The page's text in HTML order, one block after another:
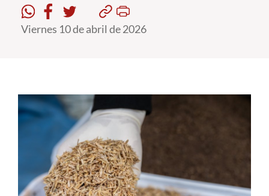
Admisión
Formación Continua
Estudiantes
Académicos
Funcionarios
Viernes 10 de abril de 2026